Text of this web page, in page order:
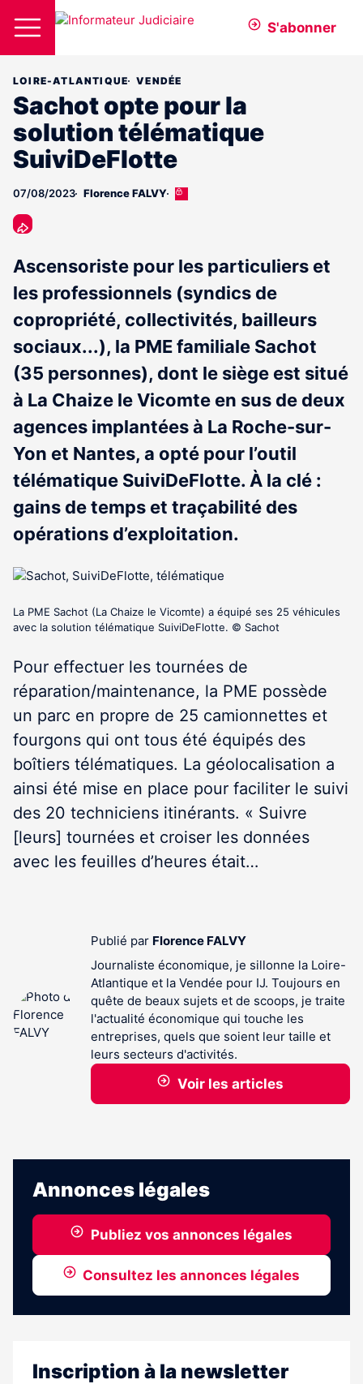
S'abonner
LOIRE-ATLANTIQUE VENDÉE
Sachot opte pour la
solution télématique
SuiviDeFlotte
07/08/2023 Florence FALVY
Cet
abonnés
Ascensoriste pour les particuliers et
les professionnels (syndics de
copropriété, collectivités, bailleurs
sociaux...), la PME familiale Sachot
(35 personnes), dont le siège est situé
à La Chaize le Vicomte en sus de deux
agences implantées à La Roche-sur-
Yon et Nantes, a opté pour l’outil
télématique SuiviDeFlotte. À la clé :
gains de temps et traçabilité des
opérations d’exploitation.
La PME Sachot (La Chaize le Vicomte) a équipé ses 25 véhicules
avec la solution télématique SuiviDeFlotte. © Sachot
Pour effectuer les tournées de
réparation/maintenance, la PME possède
un parc en propre de 25 camionnettes et
fourgons qui ont tous été équipés des
boîtiers télématiques. La géolocalisation a
ainsi été mise en place pour faciliter le suivi
des 20 techniciens itinérants. « Suivre
[leurs] tournées et croiser les données
avec les feuilles d’heures était…
Publié par Florence FALVY
Journaliste économique, je sillonne la Loire-
Atlantique et la Vendée pour IJ. Toujours en
quête de beaux sujets et de scoops, je traite
l'actualité économique qui touche les
entreprises, quels que soient leur taille et
leurs secteurs d'activités.
Voir les articles
Annonces légales
Publiez vos annonces légales
Consultez les annonces légales
Inscription à la newsletter